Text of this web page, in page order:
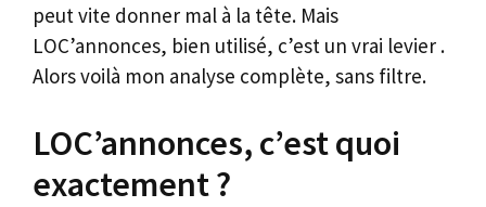
peut vite donner mal à la tête. Mais
LOC’annonces, bien utilisé, c’est un vrai levier .
Alors voilà mon analyse complète, sans filtre.
LOC’annonces, c’est quoi
exactement ?